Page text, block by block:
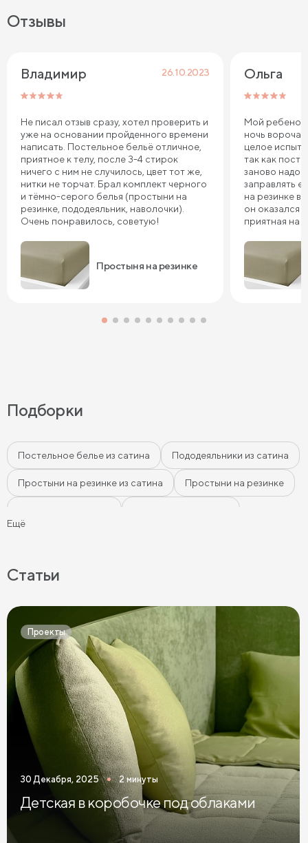
Отзывы
Владимир 26.10.2023
Не писал отзыв сразу, хотел проверить и
уже на основании пройденного времени
написать. Постельное бельё отличное,
приятное к телу, после 3-4 стирок
ничего с ним не случилось, цвет тот же,
нитки не торчат. Брал комплект черного
и тёмно-серого белья (простыни на
резинке, пододеяльник, наволочки).
Очень понравилось, советую!
Простыня на резинке
Ольга
Мой ребенок
ночь
целое
так как
заново надо
заправлять
на резинке в
он оказался
приятная на
Подборки
Постельное белье из сатина Пододеяльники из сатина
Простыни на резинке из сатина Простыни на резинке
Простыни на высокие матрасы
Ещё
Статьи
Проекты
30 Декабря, 2025 2 минуты
Детская в коробочке под облаками